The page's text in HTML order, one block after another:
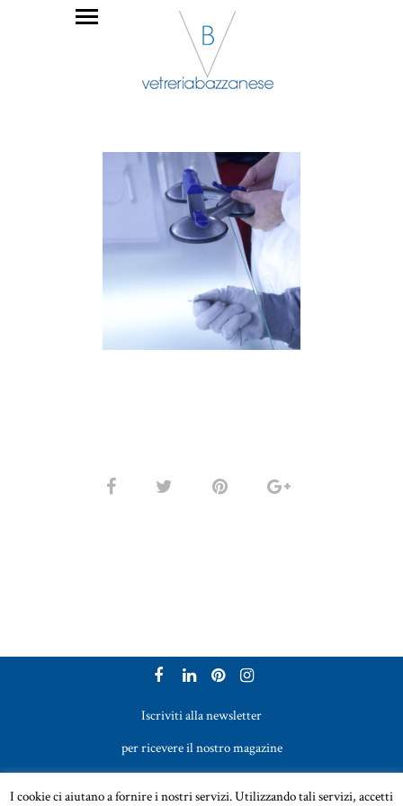
Iscriviti alla newsletter
per ricevere il nostro magazine
Vetreria Bazzanese s.r.l. - Tel. +39 051 969017
I cookie ci aiutano a fornire i nostri servizi. Utilizzando tali servizi, accetti